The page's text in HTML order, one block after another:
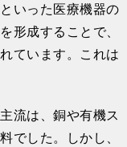
いった医療機器の
形成することで、
ています。これは
流は、銅や有機ス
でした。しかし、